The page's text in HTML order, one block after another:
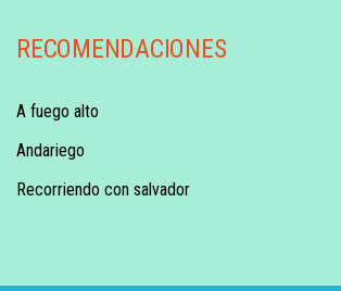
RECOMENDACIONES
A fuego alto
Andariego
Recorriendo con salvador